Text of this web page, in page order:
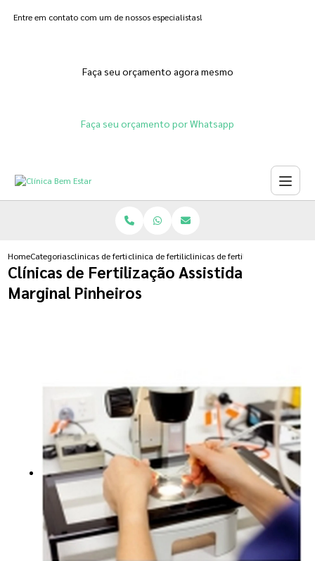
Entre em contato com um de nossos especialistas!
Faça seu orçamento agora mesmo
Faça seu orçamento por Whatsapp
HomeCategoriasclinicas de fertilizacoesclinica de fertilizacao humanaclinicas de fertilizacao assistida
Clínicas de Fertilização Assistida
Marginal Pinheiros